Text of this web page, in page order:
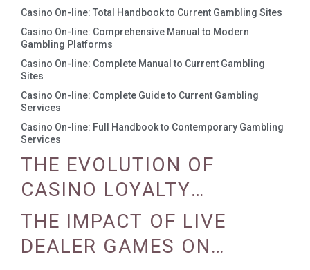
Casino On-line: Total Handbook to Current Gambling Sites
Casino On-line: Comprehensive Manual to Modern
Gambling Platforms
Casino On-line: Complete Manual to Current Gambling
Sites
Casino On-line: Complete Guide to Current Gambling
Services
Casino On-line: Full Handbook to Contemporary Gambling
Services
THE EVOLUTION OF
CASINO LOYALTY
PROGRAMS
THE IMPACT OF LIVE
DEALER GAMES ON